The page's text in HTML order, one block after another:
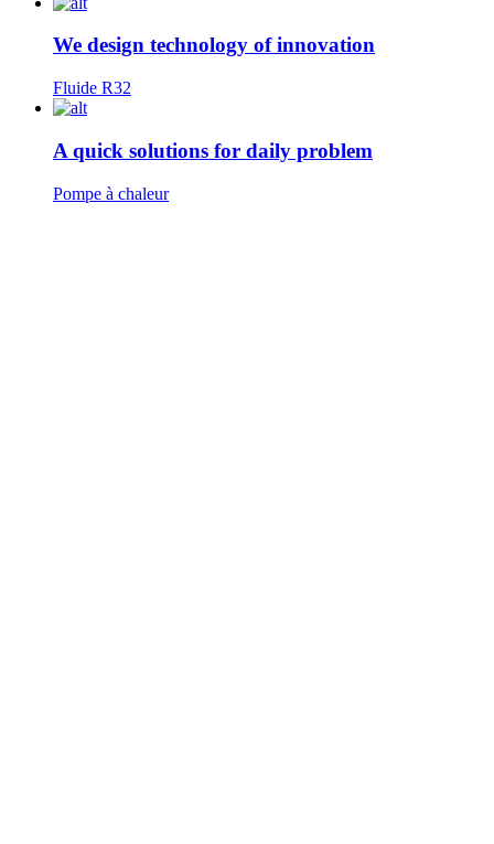
We design technology of innovation
Fluide R32
A quick solutions for daily problem
Pompe à chaleur